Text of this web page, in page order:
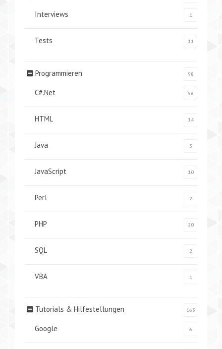
Interviews 1
Tests 11
Programmieren 98
C#.Net 56
HTML 14
Java 3
JavaScript 10
Perl 2
PHP 20
SQL 2
VBA 1
Tutorials & Hilfestellungen 163
Google 6